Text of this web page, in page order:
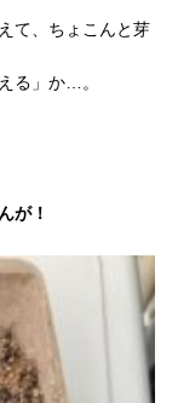
て、ちょこんと芽
る」か…。
が！